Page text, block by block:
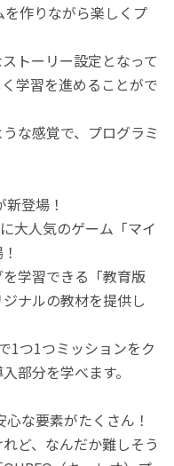
作りながら楽しくプ
トーリー設定となって
学習を進めることがで
な感覚で、プログラミ
登場！
大人気のゲーム「マイ
学習できる「教育版
ナルの教材を提供し
1つ1つミッションをク
部分を学べます。
な要素がたくさん！
ど、なんだか難しそう